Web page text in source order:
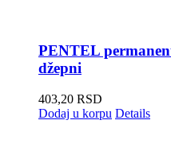
PENTEL
džepni
403,20 RSD
Dodaj u korpu Details